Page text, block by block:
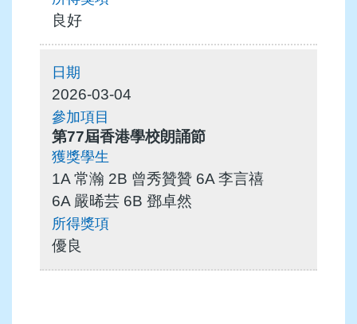
良好
2026-03-04
第77屆香港學校朗誦節
1A 常瀚 2B 曾秀贊贊 6A 李言禧
6A 嚴晞芸 6B 鄧卓然
優良